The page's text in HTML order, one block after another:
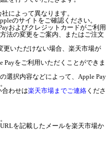
によって異なります。
のサイトをご確認ください。
およびクレジットカードがご利用
法の変更をご案内、またはご注文
更いただけない場合、楽天市場が
Payをご利用いただくことができま
選択内容などによって、Apple Pay
わせは楽天市場までご連絡 くださ
を記載したメールを楽天市場か